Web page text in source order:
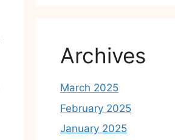
Archives
March 2025
February 2025
January 2025